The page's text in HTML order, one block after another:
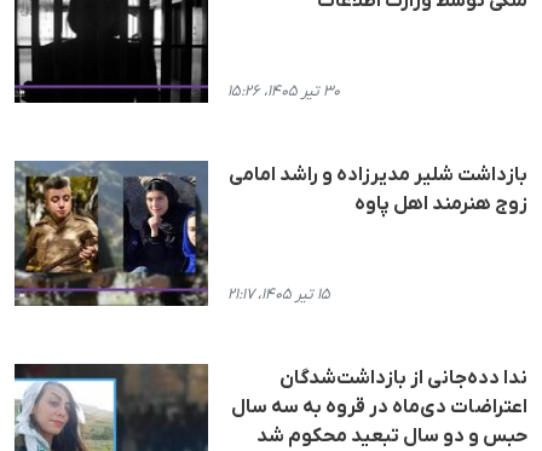
۳۰ تیر ۱۴۰۵، ۱۵:۲۶
بازداشت شلیر مدیرزاده و راشد امامی
زوج هنرمند اهل پاوە
۱۵ تیر ۱۴۰۵، ۲۱:۱۷
ندا دده‌جانی از بازداشت‌شدگان
اعتراضات دی‌ماه در قروه به سه سال
حبس و دو سال تبعید محکوم شد